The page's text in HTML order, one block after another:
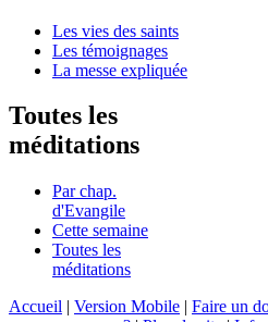
Les vies des saints
Les témoignages
La messe expliquée
Toutes les
méditations
Par chap.
d'Evangile
Cette semaine
Toutes les
méditations
Accueil | Version Mobile | Faire un